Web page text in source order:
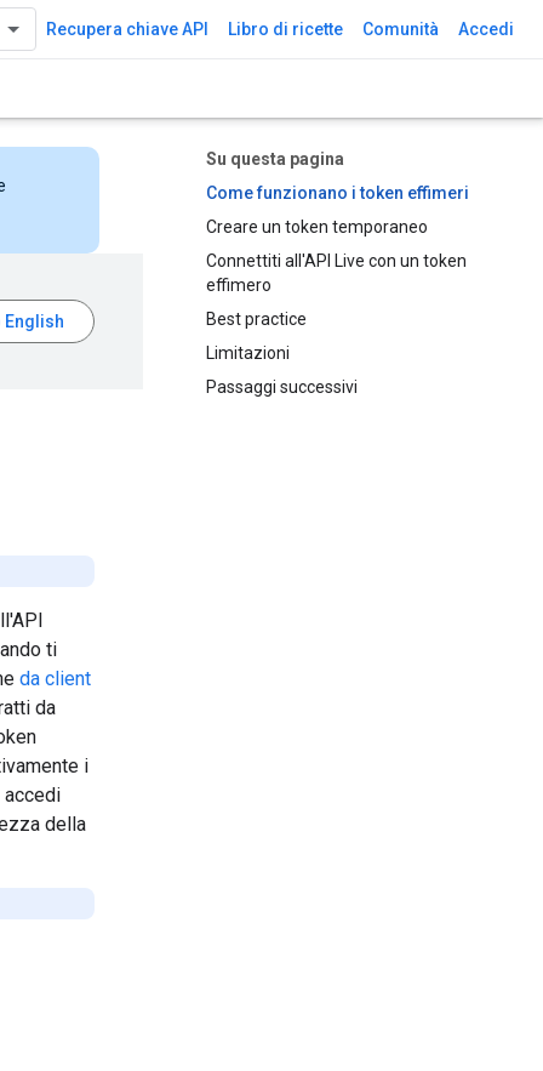
Recupera chiave API Libro di ricette Comunità Accedi
Su questa pagina
Come funzionano i token effimeri
Creare un token temporaneo
Connettiti all'API Live con un token
effimero
Best practice
Limitazioni
Passaggi successivi
ti
da client
da
i
accedi
della